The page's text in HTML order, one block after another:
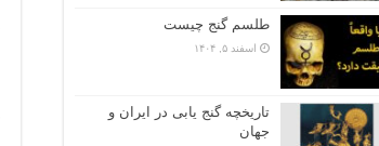
طلسم گنج چیست
اسفند ۵, ۱۴۰۴
تاریخچه گنج‌ یابی در ایران و
جهان